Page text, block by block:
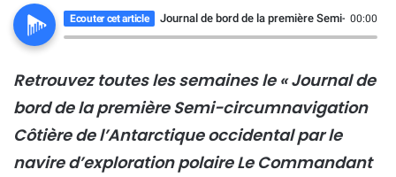
Ecouter cet article Journal de bord de la première Semi- 00:00
Retrouvez toutes les semaines le « Journal de
bord de la première Semi-circumnavigation
Côtière de l’Antarctique occidental par le
navire d’exploration polaire Le Commandant